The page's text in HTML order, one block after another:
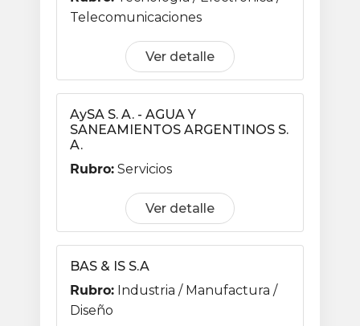
Telecomunicaciones
Ver detalle
AySA S. A. - AGUA Y
SANEAMIENTOS ARGENTINOS S.
A.
Rubro: Servicios
Ver detalle
BAS & IS S.A
Rubro: Industria / Manufactura /
Diseño